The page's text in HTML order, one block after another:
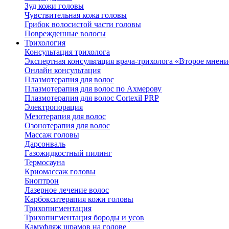
Зуд кожи головы
Чувствительная кожа головы
Грибок волосистой части головы
Поврежденные волосы
Трихология
Консультация трихолога
Экспертная консультация врача-трихолога «Второе
Онлайн консультация
Плазмотерапия для волос
Плазмотерапия для волос по Ахмерову
Плазмотерапия для волос Cortexil PRP
Электропорация
Мезотерапия для волос
Озонотерапия для волос
Массаж головы
Дарсонваль
Газожидкостный пилинг
Термосауна
Криомассаж головы
Биоптрон
Лазерное лечение волос
Карбокситерапия кожи головы
Трихопигментация
Трихопигментация бороды и усов
Камуфляж шрамов на голове